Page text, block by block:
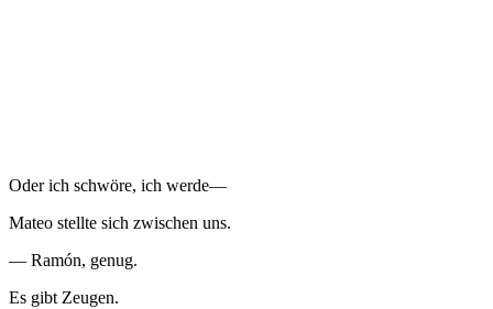
Oder ich schwöre, ich werde—
Mateo stellte sich zwischen uns.
— Ramón, genug.
Es gibt Zeugen.